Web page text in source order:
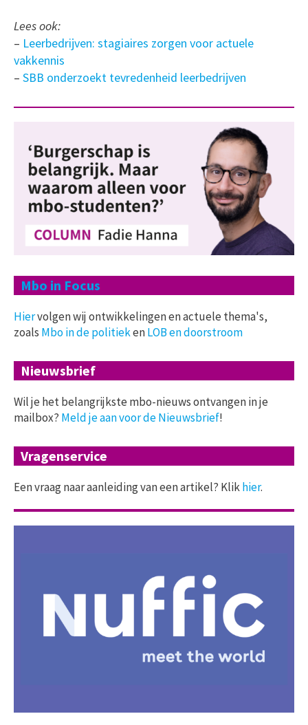
Lees ook:
– Leerbedrijven: stagiaires zorgen voor actuele
vakkennis
– SBB onderzoekt tevredenheid leerbedrijven
Mbo in Focus
Hiervolgen wij ontwikkelingen en actuele thema's,
zoals Mbo in de politiekenLOB en doorstroom
Nieuwsbrief
Wil je het belangrijkste mbo-nieuws ontvangen in je
mailbox? Meld je aan voor de Nieuwsbrief!
Vragenservice
Een vraag naar aanleiding van een artikel? Klikhier.